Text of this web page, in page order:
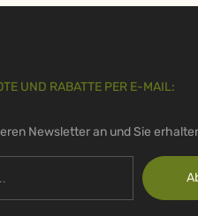
UND RABATTE PER E-MAIL:
Newsletter an und Sie